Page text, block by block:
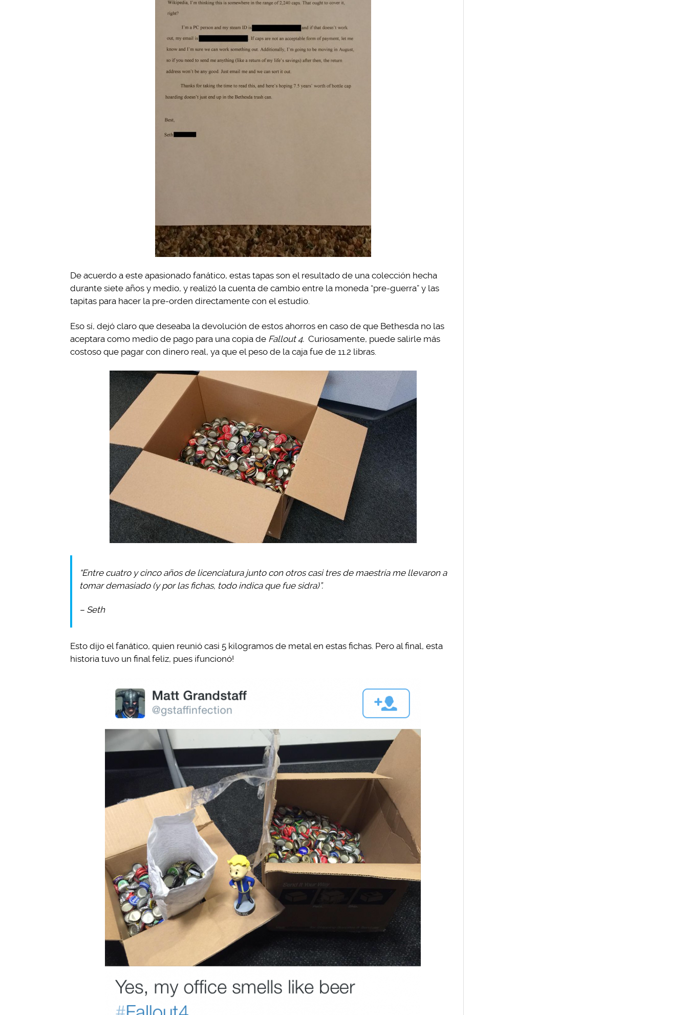
De acuerdo a este apasionado fanático, estas tapas son el resultado de una colección hecha
durante siete años y medio, y realizó la cuenta de cambio entre la moneda “pre-guerra” y las
tapitas para hacer la pre-orden directamente con el estudio.
Eso sí, dejó claro que deseaba la devolución de estos ahorros en caso de que Bethesda no las
aceptara como medio de pago para una copia de Fallout 4. Curiosamente, puede salirle más
costoso que pagar con dinero real, ya que el peso de la caja fue de 11.2 libras.
“Entre cuatro y cinco años de licenciatura junto con otros casi tres de maestría me llevaron a
tomar demasiado (y por las fichas, todo indica que fue sidra)”.
– Seth
Esto dijo el fanático, quien reunió casi 5 kilogramos de metal en estas fichas. Pero al final, esta
historia tuvo un final feliz, pues ¡funcionó!